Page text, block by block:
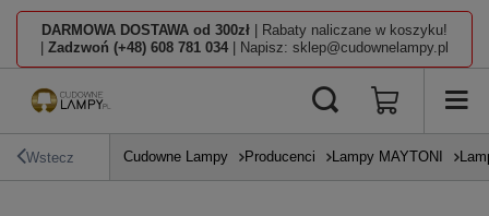
DARMOWA DOSTAWA od 300zł | Rabaty naliczane w koszyku!
Zadzwoń (+48) 608 781 034 | Napisz: sklep@cudownelampy.pl
Wstecz Cudowne Lampy Producenci Lampy MAYTONI